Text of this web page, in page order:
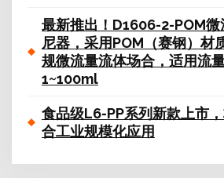
最新推出！D1606-2-POM微
尼器，采用POM（赛钢）材
规微流量流体场合，适用流
1~100ml
食品级L6-PP系列新款上市
合工业规模化应用